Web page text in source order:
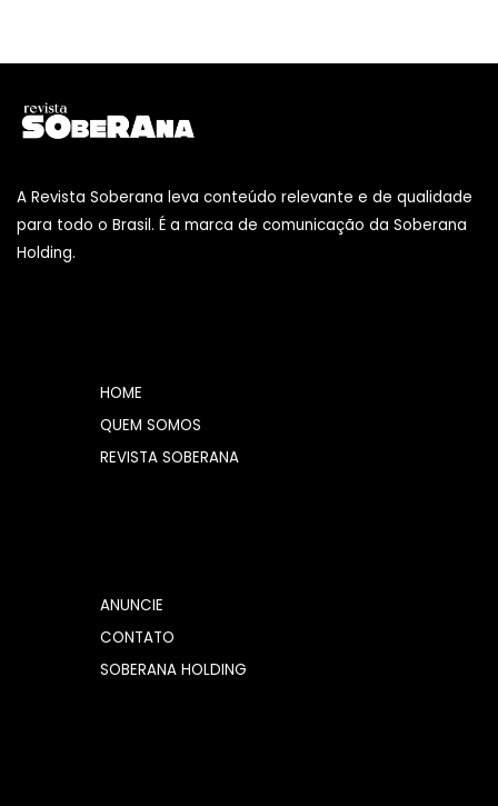
A Revista Soberana leva conteúdo relevante e de qualidade
para todo o Brasil. É a marca de comunicação da Soberana
Holding.
HOME
QUEM SOMOS
REVISTA SOBERANA
ANUNCIE
CONTATO
SOBERANA HOLDING